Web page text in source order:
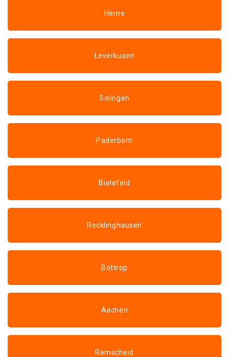
Herne
Leverkusen
Solingen
Paderborn
Bielefeld
Recklinghausen
Bottrop
Aachen
Remscheid